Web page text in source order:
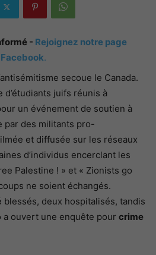
- Rejoignez notre page
Facebook.
secoue le Canada.
juifs réunis à
un événement de soutien à
par des militants pro-
et diffusée sur les réseaux
d’individus encerclant les
Palestine ! » et « Zionists go
ne soient échangés.
deux hospitalisés, tandis
ouvert une enquête pour crime